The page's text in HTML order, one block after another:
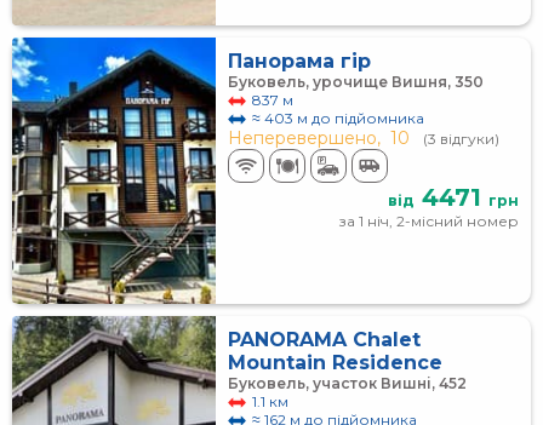
Панорама гір
Буковель, урочище Вишня, 350
837 м
≈ 403 м до підйомника
Неперевершено, 10 (3 відгуки)
від 4471 грн
за 1 ніч, 2-місний номер
PANORAMA Chalet
Mountain Residence
Буковель, участок Вишні, 452
1.1 км
≈ 162 м до підйомника